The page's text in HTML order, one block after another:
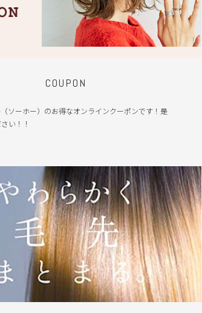
COUPON
ソーホー）のお得なオンラインクーポンです！是
い！！